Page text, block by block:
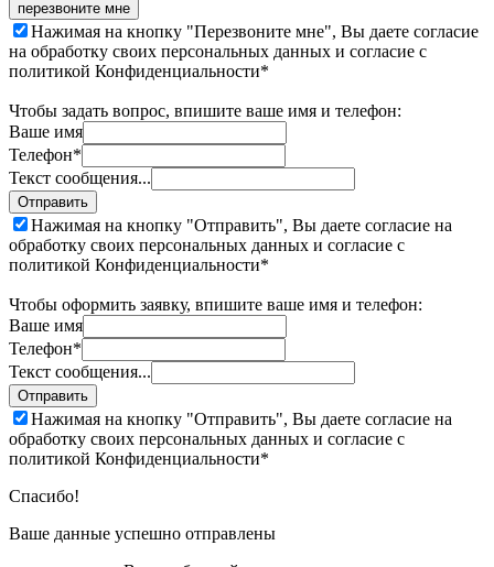
перезвоните мне
Нажимая на кнопку "Перезвоните мне", Вы даете согласие
на обработку своих персональных данных и согласие с
политикой Конфиденциальности*
Чтобы задать вопрос, впишите ваше имя и телефон:
Ваше имя
Телефон*
Текст сообщения...
Отправить
Нажимая на кнопку "Отправить", Вы даете согласие на
обработку своих персональных данных и согласие с
политикой Конфиденциальности*
Чтобы оформить заявку, впишите ваше имя и телефон:
Ваше имя
Телефон*
Текст сообщения...
Отправить
Нажимая на кнопку "Отправить", Вы даете согласие на
обработку своих персональных данных и согласие с
политикой Конфиденциальности*
Спасибо!
Ваше данные успешно отправлены